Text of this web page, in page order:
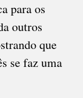
para os
outros
que
se faz uma